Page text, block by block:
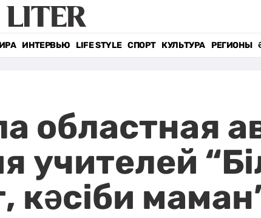
ИНТЕРВЬЮ LIFE STYLE СПОРТ КУЛЬТУРА РЕГИОНЫ
областная
учителей
кәсіби